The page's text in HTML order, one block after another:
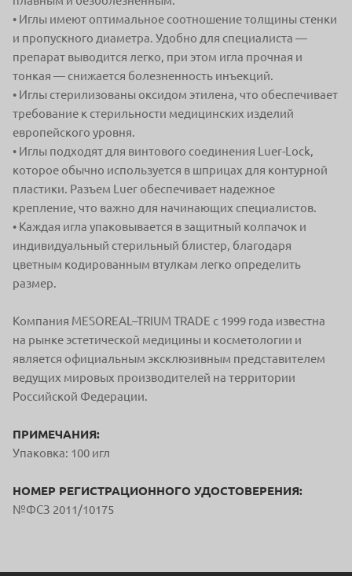
• Иглы имеют оптимальное соотношение толщины стенки
и пропускного диаметра. Удобно для специалиста —
препарат выводится легко, при этом игла прочная и
тонкая — снижается болезненность инъекций.
• Иглы стерилизованы оксидом этилена, что обеспечивает
требование к стерильности медицинских изделий
европейского уровня.
• Иглы подходят для винтового соединения Luer-Lock,
которое обычно используется в шприцах для контурной
пластики. Разъем Luer обеспечивает надежное
крепление, что важно для начинающих специалистов.
• Каждая игла упаковывается в защитный колпачок и
индивидуальный стерильный блистер, благодаря
цветным кодированным втулкам легко определить
размер.
Компания MESOREAL–TRIUM TRADE с 1999 года известна
на рынке эстетической медицины и косметологии и
является официальным эксклюзивным представителем
ведущих мировых производителей на территории
Российской Федерации.
ПРИМЕЧАНИЯ:
Упаковка: 100 игл
НОМЕР РЕГИСТРАЦИОННОГО УДОСТОВЕРЕНИЯ:
№ФСЗ 2011/10175